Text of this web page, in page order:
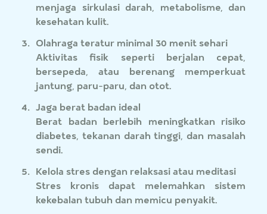
menjaga sirkulasi darah, metabolisme, dan
kesehatan kulit.
Olahraga teratur minimal 30 menit sehari
Aktivitas fisik seperti berjalan cepat,
bersepeda, atau berenang memperkuat
jantung, paru-paru, dan otot.
Jaga berat badan ideal
Berat badan berlebih meningkatkan risiko
diabetes, tekanan darah tinggi, dan masalah
sendi.
Kelola stres dengan relaksasi atau meditasi
Stres kronis dapat melemahkan sistem
kekebalan tubuh dan memicu penyakit.